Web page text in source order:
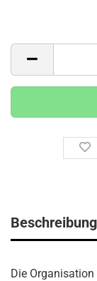
Beschreibung
Die